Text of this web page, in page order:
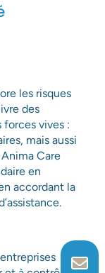
les risques
des
vives :
mais aussi
Care
en
accordant la